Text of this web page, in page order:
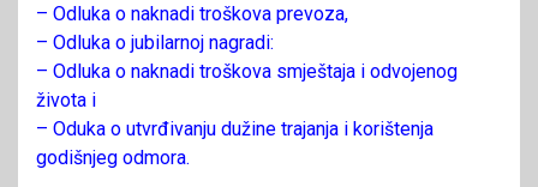
– Odluka o naknadi troškova prevoza,
– Odluka o jubilarnoj nagradi:
– Odluka o naknadi troškova smještaja i odvojenog
života i
– Oduka o utvrđivanju dužine trajanja i korištenja
godišnjeg odmora.